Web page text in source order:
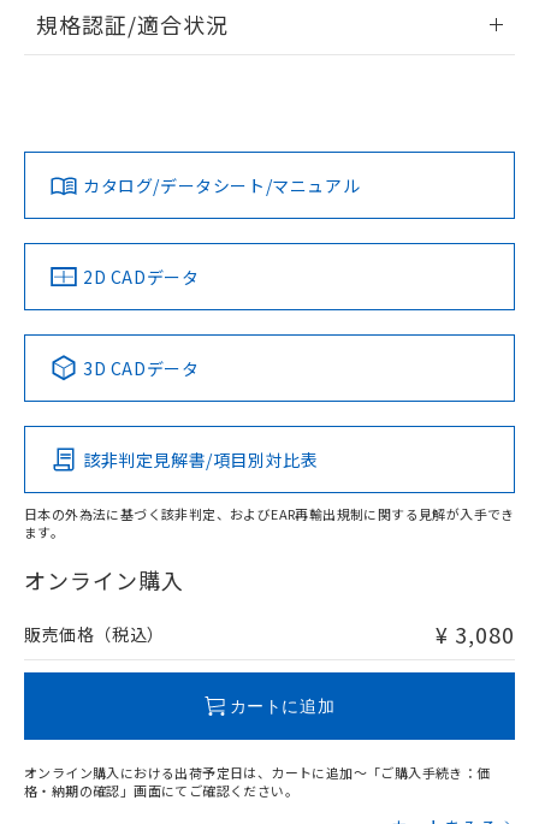
ログイン/会員登録
ダウンロードデータをご利用いただく前に、以下を必ずお読
みください。
ソフトウェアの使用条件
EU RoHS 注意事項・凡例
対応済み
中国 RoHS 注意事項・凡例
Pb Hg Cd Cr(VI)
O
在庫等で未対応品が混在する可能性があります。
問い合わせください。
規格認証/適合状況
カタログ/データシート/マニュアル
2D CADデータ
3D CADデータ
該非判定見解書/項目別対比表
日本の外為法に基づく該非判定、およびEAR再輸出規制に関する見解が入手でき
ます。
オンライン購入
販売価格（税込） ¥ 3,080
カートに追加
オンライン購入における出荷予定日は、カートに追加～「ご購入手続き：価
格・納期の確認」画面にてご確認ください。